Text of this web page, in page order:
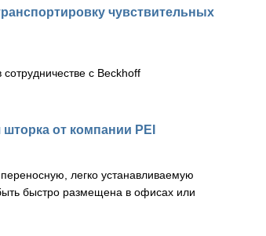
чувствительных
с Beckhoff
от компании PEI
легко устанавливаемую
быстро размещена в офисах или